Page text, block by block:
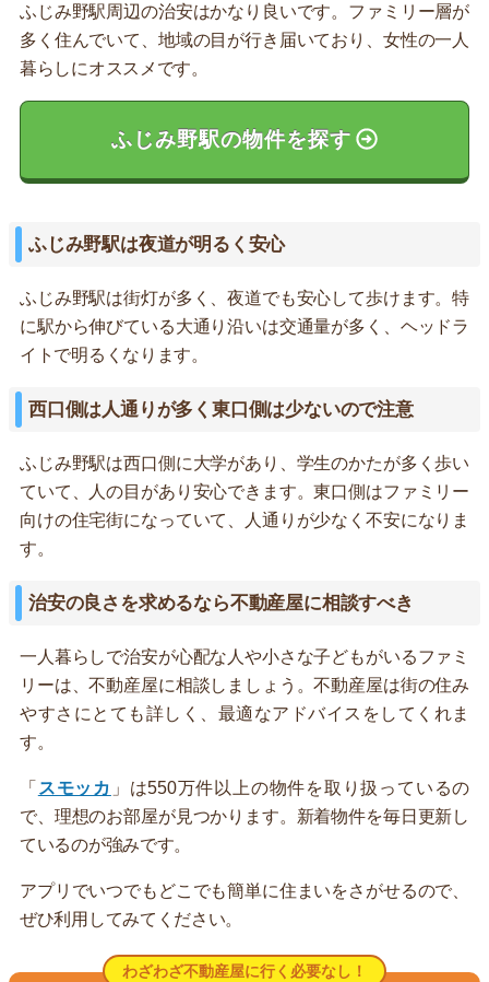
ふじみ野駅周辺の治安はかなり良いです。ファミリー層が
多く住んでいて、地域の目が行き届いており、女性の一人
暮らしにオススメです。
ふじみ野駅の物件を探す
ふじみ野駅は夜道が明るく安心
ふじみ野駅は街灯が多く、夜道でも安心して歩けます。特
に駅から伸びている大通り沿いは交通量が多く、ヘッドラ
イトで明るくなります。
西口側は人通りが多く東口側は少ないので注意
ふじみ野駅は西口側に大学があり、学生のかたが多く歩い
ていて、人の目があり安心できます。東口側はファミリー
向けの住宅街になっていて、人通りが少なく不安になりま
す。
治安の良さを求めるなら不動産屋に相談すべき
一人暮らしで治安が心配な人や小さな子どもがいるファミ
リーは、不動産屋に相談しましょう。不動産屋は街の住み
やすさにとても詳しく、最適なアドバイスをしてくれま
す。
「 スモッカ 」は550万件以上の物件を取り扱っているの
で、理想のお部屋が見つかります。新着物件を毎日更新し
ているのが強みです。
アプリでいつでもどこでも簡単に住まいをさがせるので、
ぜひ利用してみてください。
わざわざ不動産屋に行く必要なし！